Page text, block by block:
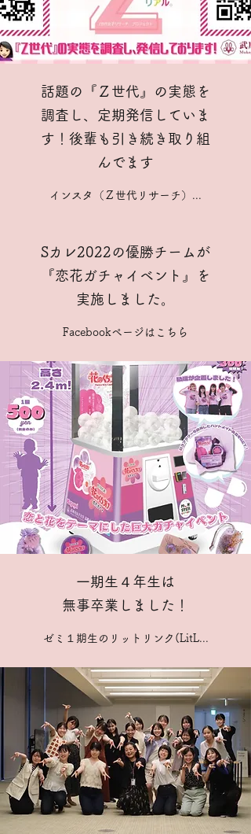
​​話題の『Ｚ世代』の実態を
調査し、定期発信していま
す！後輩も引き続き取り組
んでます
インスタ（Ｚ世代リサーチ）...
Sカレ2022の優勝チームが
『恋花ガチャイベント』を
実施しました。​
Facebookページはこちら
一期生４年生は
無事卒業しました！
ゼミ１期生のリットリンク(LitL...